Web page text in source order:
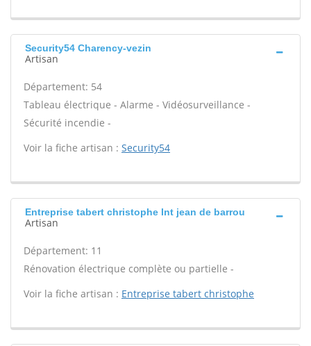
Security54 Charency-vezin
Artisan
Département: 54
Tableau électrique - Alarme - Vidéosurveillance -
Sécurité incendie -
Voir la fiche artisan : Security54
Entreprise tabert christophe Int jean de barrou
Artisan
Département: 11
Rénovation électrique complète ou partielle -
Voir la fiche artisan : Entreprise tabert christophe